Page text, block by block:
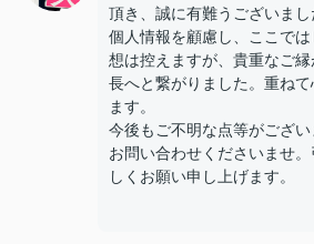
頂き、誠に有難うございまし
個人情報を顧慮し、ここで
想は控えますが、貴重なご
長へと繋がりました。重ね
ます。
今後もご不明な点等がござ
お問い合わせくださいませ
しくお願い申し上げます。